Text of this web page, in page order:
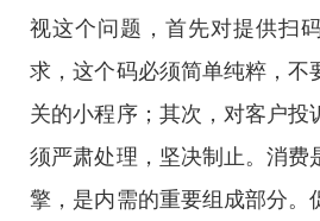
视这个问题，首先对提供扫
求，这个码必须简单纯粹，不
关的小程序；其次，对客户投
须严肃处理，坚决制止。消费
擎，是内需的重要组成部分。